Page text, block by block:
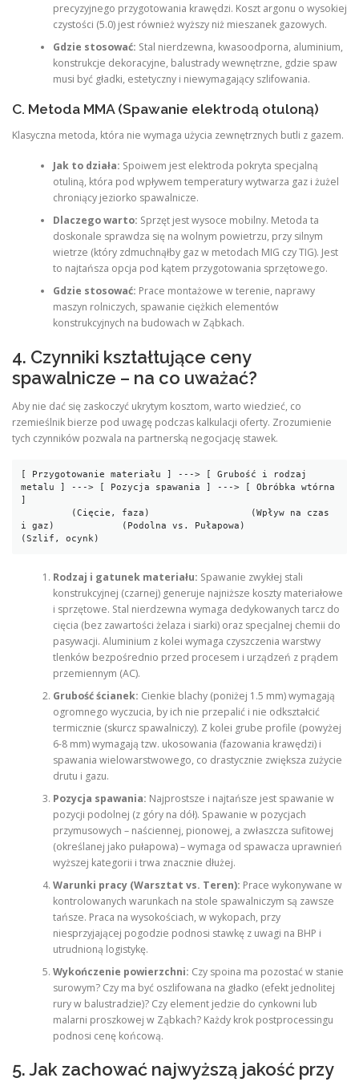
precyzyjnego przygotowania krawędzi. Koszt argonu o wysokiej
czystości (5.0) jest również wyższy niż mieszanek gazowych.
Gdzie stosować: Stal nierdzewna, kwasoodporna, aluminium,
konstrukcje dekoracyjne, balustrady wewnętrzne, gdzie spaw
musi być gładki, estetyczny i niewymagający szlifowania.
C. Metoda MMA (Spawanie elektrodą otuloną)
Klasyczna metoda, która nie wymaga użycia zewnętrznych butli z gazem.
Jak to działa: Spoiwem jest elektroda pokryta specjalną
otuliną, która pod wpływem temperatury wytwarza gaz i żużel
chroniący jeziorko spawalnicze.
Dlaczego warto: Sprzęt jest wysoce mobilny. Metoda ta
doskonale sprawdza się na wolnym powietrzu, przy silnym
wietrze (który zdmuchnąłby gaz w metodach MIG czy TIG). Jest
to najtańsza opcja pod kątem przygotowania sprzętowego.
Gdzie stosować: Prace montażowe w terenie, naprawy
maszyn rolniczych, spawanie ciężkich elementów
konstrukcyjnych na budowach w Ząbkach.
4. Czynniki kształtujące ceny
spawalnicze – na co uważać?
Aby nie dać się zaskoczyć ukrytym kosztom, warto wiedzieć, co
rzemieślnik bierze pod uwagę podczas kalkulacji oferty. Zrozumienie
tych czynników pozwala na partnerską negocjację stawek.
[ Przygotowanie materiału ] ---> [ Grubość i rodzaj
metalu ] ---> [ Pozycja spawania ] ---> [ Obróbka wtórna
i gaz)            (Podolna vs. Pułapowa)
Rodzaj i gatunek materiału: Spawanie zwykłej stali
konstrukcyjnej (czarnej) generuje najniższe koszty materiałowe
i sprzętowe. Stal nierdzewna wymaga dedykowanych tarcz do
cięcia (bez zawartości żelaza i siarki) oraz specjalnej chemii do
pasywacji. Aluminium z kolei wymaga czyszczenia warstwy
tlenków bezpośrednio przed procesem i urządzeń z prądem
przemiennym (AC).
Grubość ścianek: Cienkie blachy (poniżej 1.5 mm) wymagają
ogromnego wyczucia, by ich nie przepalić i nie odkształcić
termicznie (skurcz spawalniczy). Z kolei grube profile (powyżej
6-8 mm) wymagają tzw. ukosowania (fazowania krawędzi) i
spawania wielowarstwowego, co drastycznie zwiększa zużycie
drutu i gazu.
Pozycja spawania: Najprostsze i najtańsze jest spawanie w
pozycji podolnej (z góry na dół). Spawanie w pozycjach
przymusowych – naściennej, pionowej, a zwłaszcza sufitowej
(określanej jako pułapowa) – wymaga od spawacza uprawnień
wyższej kategorii i trwa znacznie dłużej.
Warunki pracy (Warsztat vs. Teren): Prace wykonywane w
kontrolowanych warunkach na stole spawalniczym są zawsze
tańsze. Praca na wysokościach, w wykopach, przy
niesprzyjającej pogodzie podnosi stawkę z uwagi na BHP i
utrudnioną logistykę.
Wykończenie powierzchni: Czy spoina ma pozostać w stanie
surowym? Czy ma być oszlifowana na gładko (efekt jednolitej
rury w balustradzie)? Czy element jedzie do cynkowni lub
malarni proszkowej w Ząbkach? Każdy krok postprocessingu
podnosi cenę końcową.
5. Jak zachować najwyższą jakość przy